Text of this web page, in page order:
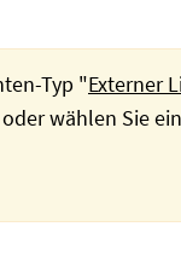
Typ "Externer
wählen Sie